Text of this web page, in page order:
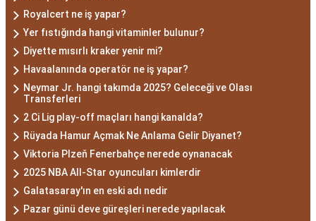
Royalcert ne iş yapar?
Yer fıstığında hangi vitaminler bulunur?
Diyette mısırlı kraker yenir mi?
Havaalanında operatör ne iş yapar?
Neymar Jr. hangi takımda 2025? Geleceği ve Olası
Transferleri
2 Ci Lig play-off maçları hangi kanalda?
Rüyada Hamur Açmak Ne Anlama Gelir Diyanet?
Viktoria Plzeň Fenerbahçe nerede oynanacak
2025 NBA All-Star oyuncuları kimlerdir
Galatasaray'ın en eski adı nedir
Pazar günü deve güreşleri nerede yapılacak